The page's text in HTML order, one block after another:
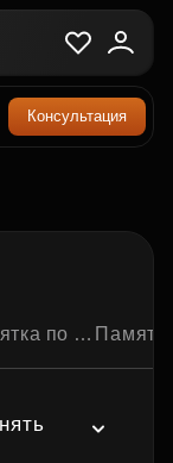
Консультация
сделке Памятка по